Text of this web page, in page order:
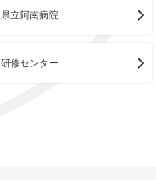
県立阿南病院
研修センター